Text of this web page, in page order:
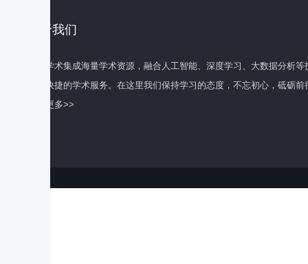
关于我们
百度学术集成海量学术资源，融合人工智能、深度学习、大数据分析
全面快捷的学术服务。在这里我们保持学习的态度，不忘初心，砥砺前
了解更多>>